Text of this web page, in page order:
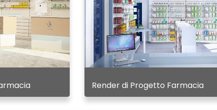
Render di Progetto Farmacia